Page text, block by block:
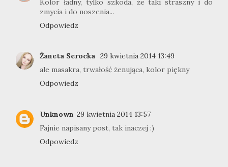
zmycia i do noszenia...
Odpowiedz
Żaneta Serocka 29 kwietnia 2014 13:49
ale masakra, trwałość żenująca, kolor piękny
Odpowiedz
Unknown 29 kwietnia 2014 13:57
Fajnie napisany post, tak inaczej :)
Odpowiedz